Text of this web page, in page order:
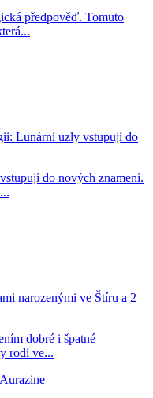
předpověď. Tomuto
Lunární uzly vstupují do
do nových znamení.
narozenými ve Štíru a 2
dobré i špatné
rodí ve...
Aurazine